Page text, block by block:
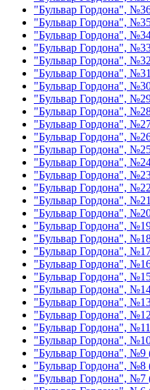
"Бульвар Гордона",
"Бульвар Гордона",
"Бульвар Гордона",
"Бульвар Гордона",
"Бульвар Гордона",
"Бульвар Гордона",
"Бульвар Гордона",
"Бульвар Гордона",
"Бульвар Гордона",
"Бульвар Гордона",
"Бульвар Гордона",
"Бульвар Гордона",
"Бульвар Гордона",
"Бульвар Гордона",
"Бульвар Гордона",
"Бульвар Гордона",
"Бульвар Гордона",
"Бульвар Гордона",
"Бульвар Гордона",
"Бульвар Гордона",
"Бульвар Гордона",
"Бульвар Гордона",
"Бульвар Гордона",
"Бульвар Гордона",
"Бульвар Гордона",
"Бульвар Гордона",
"Бульвар Гордона",
"Бульвар Гордона", №9
"Бульвар Гордона", №8
"Бульвар Гордона", №7